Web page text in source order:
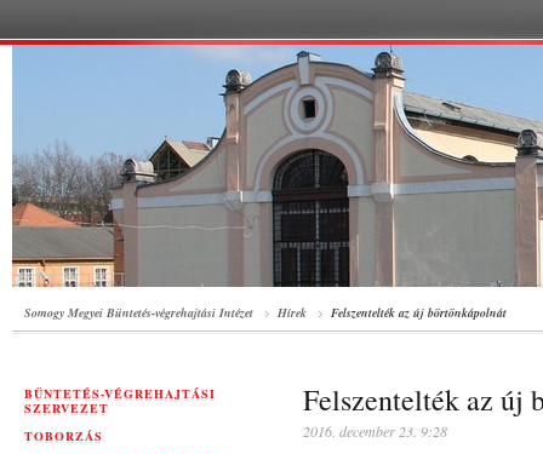
Somogy Megyei Büntetés-végrehajtási Intézet Hírek Felszentelték az új börtönkápolnát
BÜNTETÉS-VÉGREHAJTÁSI
SZERVEZET
TOBORZÁS
Felszentelték az új
2016. december 23. 9:28